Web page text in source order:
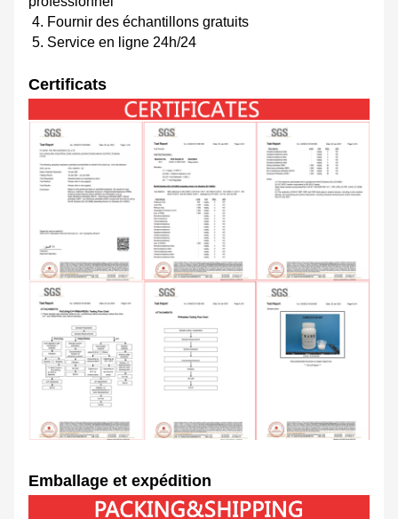
4. Fournir des échantillons gratuits
5. Service en ligne 24h/24
Certificats
Emballage et expédition